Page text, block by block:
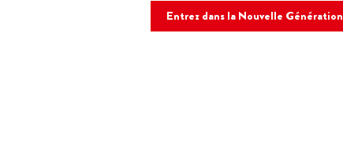
Entrez dans la Nouvelle Génération